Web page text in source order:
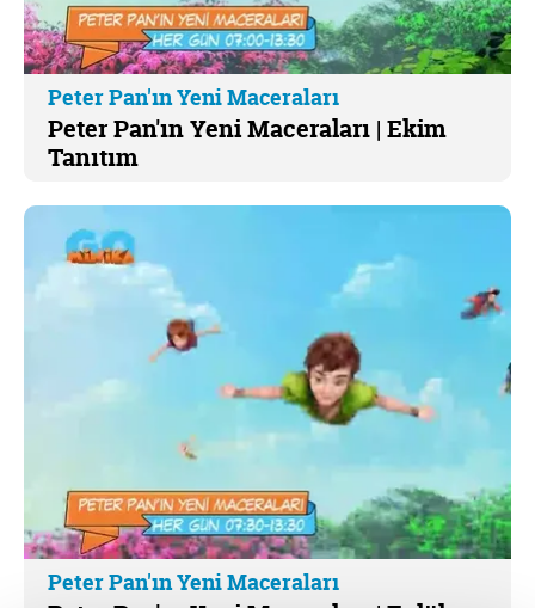
Peter Pan'ın Yeni Maceraları
Peter Pan'ın Yeni Maceraları | Ekim
Tanıtım
Peter Pan'ın Yeni Maceraları